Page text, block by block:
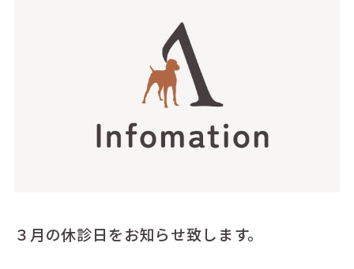
３月の休診日をお知らせ致します。